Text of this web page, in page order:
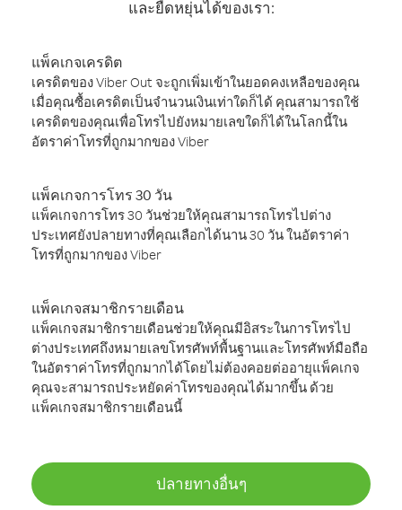
และยืดหยุ่นได้ของเรา:
แพ็คเกจเครดิต
เครดิตของ Viber Out จะถูกเพิ่มเข้าในยอดคงเหลือของคุณ
เมื่อคุณซื้อเครดิตเป็นจำนวนเงินเท่าใดก็ได้ คุณสามารถใช้
เครดิตของคุณเพื่อโทรไปยังหมายเลขใดก็ได้ในโลกนี้ใน
อัตราค่าโทรที่ถูกมากของ Viber
แพ็คเกจการโทร 30 วัน
แพ็คเกจการโทร 30 วันช่วยให้คุณสามารถโทรไปต่าง
ประเทศยังปลายทางที่คุณเลือกได้นาน 30 วัน ในอัตราค่า
โทรที่ถูกมากของ Viber
แพ็คเกจสมาชิกรายเดือน
แพ็คเกจสมาชิกรายเดือนช่วยให้คุณมีอิสระในการโทรไป
ต่างประเทศถึงหมายเลขโทรศัพท์พื้นฐานและโทรศัพท์มือถือ
ในอัตราค่าโทรที่ถูกมากได้โดยไม่ต้องคอยต่ออายุแพ็คเกจ
คุณจะสามารถประหยัดค่าโทรของคุณได้มากขึ้น ด้วย
แพ็คเกจสมาชิกรายเดือนนี้
ปลายทางอื่นๆ